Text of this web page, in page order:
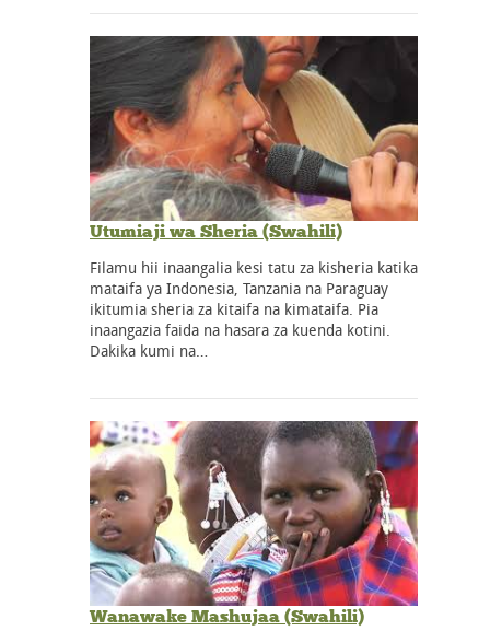
Utumiaji wa Sheria (Swahili)
Filamu hii inaangalia kesi tatu za kisheria katika
mataifa ya Indonesia, Tanzania na Paraguay
ikitumia sheria za kitaifa na kimataifa. Pia
inaangazia faida na hasara za kuenda kotini.
Dakika kumi na…
Wanawake Mashujaa (Swahili)